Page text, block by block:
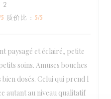
2
质价比 : 5/5
paysagé et éclairé, petite
soins. Amuses bouches
dosés. Celui qui prend l
autant au niveau qualitatif
restaurant